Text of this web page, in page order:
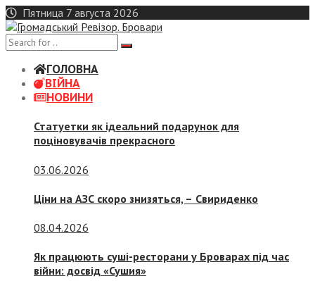
Skip
to
content
Пятница 7 августа 2026
ГОЛОВНА
ВІЙНА
НОВИНИ
Статуетки як ідеальний подарунок для
поціновувачів прекрасного
03.06.2026
Ціни на АЗС скоро знизяться, – Свириденко
08.04.2026
Як працюють суші-ресторани у Броварах під час
війни: досвід «Сушия»